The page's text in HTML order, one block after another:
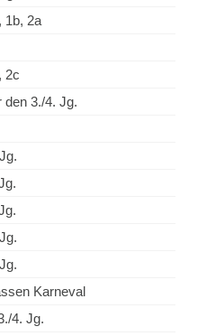
1b, 2a
2c
den 3./4. Jg.
Karneval
4. Jg.